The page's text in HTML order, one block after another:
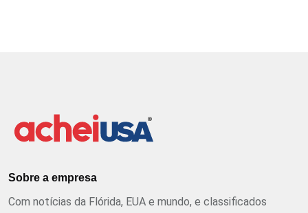
Sobre a empresa
Com notícias da Flórida, EUA e mundo, e classificados